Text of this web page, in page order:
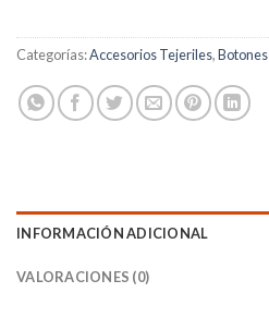
Categorías:Accesorios Tejeriles,Botones
INFORMACIÓN ADICIONAL
VALORACIONES (0)